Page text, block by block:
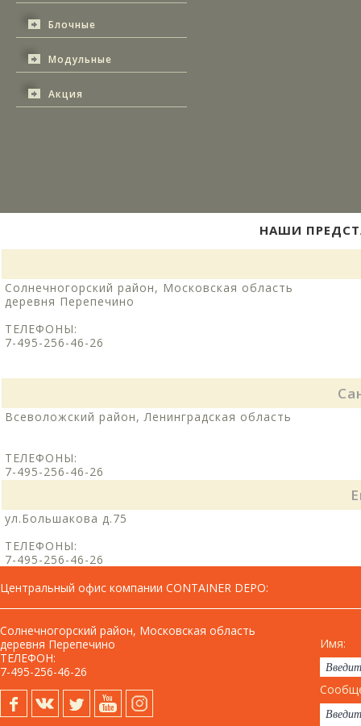
Блочные
Модульные
Акция
НАШИ
Солнечногорский район, Московская область
деревня Перепечино
ТЕЛЕФОНЫ:
7-495-256-46-26
Всеволожский район, Ленинградская область
ТЕЛЕФОНЫ:
7-495-256-46-26
ул.Большакова д.75
ТЕЛЕФОНЫ:
7-495-256-46-26
Центральный офис компании CONTAINER DEPO:
Солнечногорский район, Московская область
деревня Перепечино
ТЕЛЕФОН:
7-495-256-46-26
Имя: